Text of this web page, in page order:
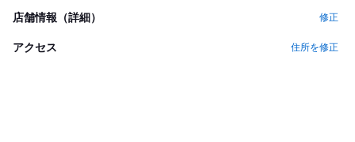
店舗情報（詳細） 修正
アクセス 住所を修正